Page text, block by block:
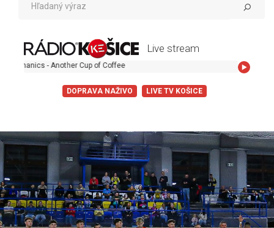
Live stream
Cup of Coffee
DOPRAVA NAŽIVO LIVE TV KOŠICE